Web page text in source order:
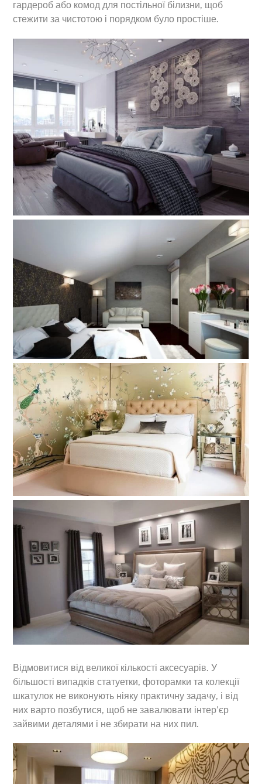
гардероб або комод для постільної білизни, щоб
стежити за чистотою і порядком було простіше.
Відмовитися від великої кількості аксесуарів. У
більшості випадків статуетки, фоторамки та колекції
шкатулок не виконують ніяку практичну задачу, і від
них варто позбутися, щоб не завалювати інтер’єр
зайвими деталями і не збирати на них пил.